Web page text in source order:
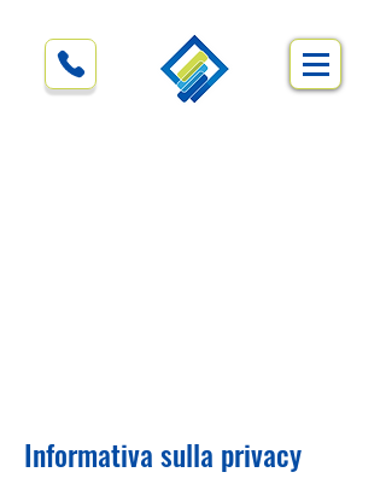
Informativa sulla privacy